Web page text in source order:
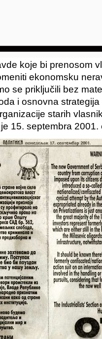
koje bi prenosom
ekonomsku
se priključili bez
i osnovna
starih
15. septembra